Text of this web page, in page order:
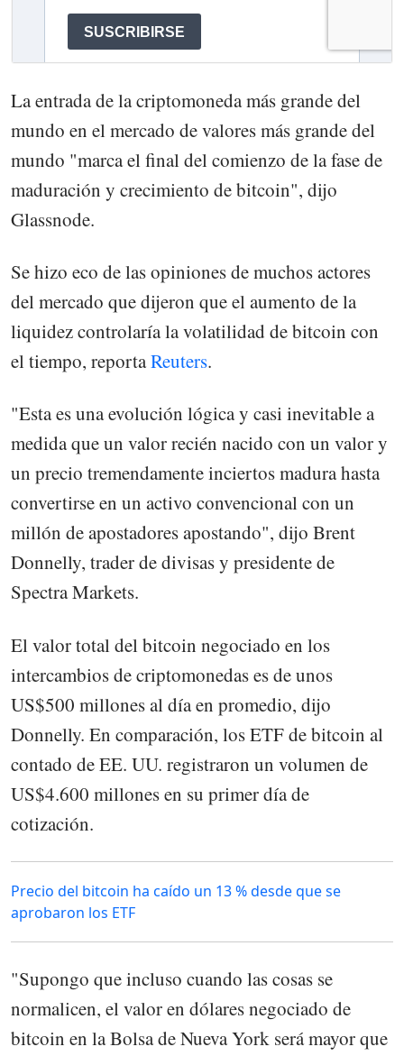
La entrada de la criptomoneda más grande del
mundo en el mercado de valores más grande del
mundo "marca el final del comienzo de la fase de
maduración y crecimiento de bitcoin", dijo
Glassnode.
Se hizo eco de las opiniones de muchos actores
del mercado que dijeron que el aumento de la
liquidez controlaría la volatilidad de bitcoin con
el tiempo, reportaReuters.
"Esta es una evolución lógica y casi inevitable a
medida que un valor recién nacido con un valor y
un precio tremendamente inciertos madura hasta
convertirse en un activo convencional con un
millón de apostadores apostando", dijo Brent
Donnelly, trader de divisas y presidente de
Spectra Markets.
El valor total del bitcoin negociado en los
intercambios de criptomonedas es de unos
US$500 millones al día en promedio, dijo
Donnelly. En comparación, los ETF de bitcoin al
contado de EE. UU. registraron un volumen de
US$4.600 millones en su primer día de
cotización.
Precio del bitcoin ha caído un 13 % desde que se
aprobaron los ETF
"Supongo que incluso cuando las cosas se
normalicen, el valor en dólares negociado de
bitcoin en la Bolsa de Nueva York será mayor que